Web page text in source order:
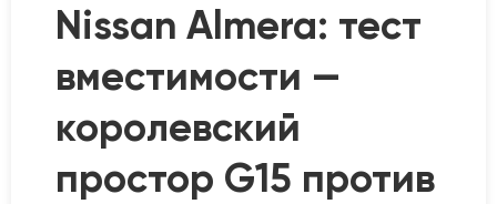
Nissan Almera: тест
вместимости —
королевский
простор G15 против